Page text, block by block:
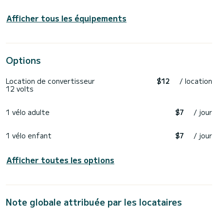
Afficher tous les équipements
Options
Location de convertisseur
12 volts
$12 / location
1 vélo adulte $7 / jour
1 vélo enfant $7 / jour
Afficher toutes les options
Note globale attribuée par les locataires